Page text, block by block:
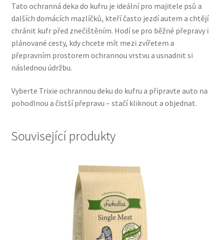
Wolf of Wilderness
Tato ochranná deka do kufru je ideální pro majitele psů a
dalších domácích mazlíčků, kteří často jezdí autem a chtějí
chránit kufr před znečištěním. Hodí se pro běžné přepravy i
plánované cesty, kdy chcete mít mezi zvířetem a
přepravním prostorem ochrannou vrstvu a usnadnit si
následnou údržbu.
Vyberte Trixie ochrannou deku do kufru a připravte auto na
pohodlnou a čistší přepravu – stačí kliknout a objednat.
Související produkty